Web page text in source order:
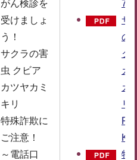
がん検診を
受けましょ
う！
サクラの害
虫 クビア
カツヤカミ
キリ
特殊詐欺に
ご注意！
～電話口
サ
の
ク
カ
カ
リ
F
KB
特